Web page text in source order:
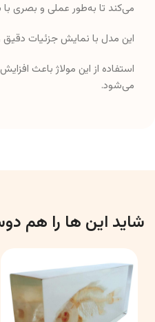
می‌کند تا به‌طور عملی و بصری
این مدل با نمایش جزئیات
استفاده از این مولاژ باعث
می‌شود.
شاید این ها را هم